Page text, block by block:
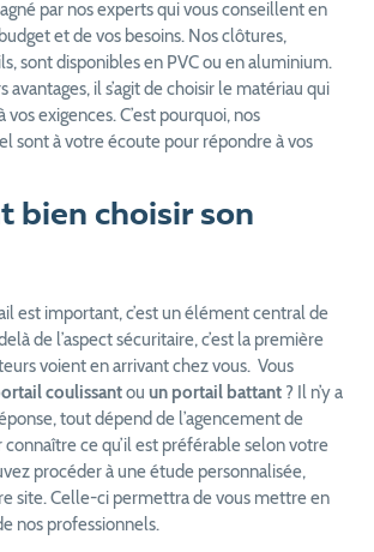
et de vos besoins. Nos clôtures,
sont disponibles en PVC ou en aluminium.
avantages, il s’agit de choisir le matériau qui
vos exigences. C’est pourquoi, nos
sont à votre écoute pour répondre à vos
bien choisir son
de l’aspect sécuritaire, c’est la première
voient en arrivant chez vous. Vous
coulissantouun portail battant? Il n’y a
tout dépend de l’agencement de
ce qu’il est préférable selon votre
procéder à une étude personnalisée,
site. Celle-ci permettra de vous mettre en
nos professionnels.